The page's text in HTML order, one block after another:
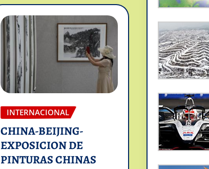
INTERNACIONAL
CHINA-BEIJING-
EXPOSICION DE
PINTURAS CHINAS